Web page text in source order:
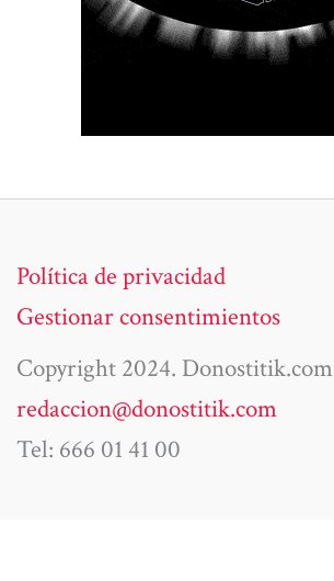
Política de privacidad
Gestionar consentimientos
Copyright 2024. Donostitik.com
redaccion@donostitik.com
Tel: 666 01 41 00